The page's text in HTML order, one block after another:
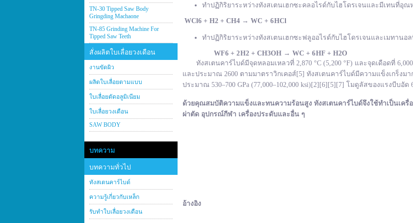
TN-30 Tipped Saw Body
Gringding Machaone
TN-85 Grinding Machine For
Tipped Saw Teeth
สั่งผลิตใบเลื่อยวงเดือน
งานขัดผิว
ผลิตใบเลื่อยตามแบบ
ใบเลื่อยตัดอลูมิเนียม
ใบเลื่อยวงเดือน
SAW BODY
บทความ
บทความทั่วไป
ทังสเตนคาร์ไบด์
ความรู้เกี่ยวกับเหล็ก
รับทำใบเลื่อยวงเดือน
ทำปฏิกิริยาระหว่างทังสเตนเฮกซะคลอไรด์กับไฮโดรเจนและมีเทนที่อุณห
WCl6 + H2 + CH4 → WC + 6 HCl
ทำปฏิกิริยาระหว่างทังสเตนเฮกซะฟลูออไรด์กับไฮโดรเจนและเมทานอล
WF6 + 2 H2 + CH3OH → WC + 6 HF + H2O
ทังสเตนคาร์ไบด์มีจุดหลอมเหลวที่ 2,870 °C (5,200 °F) และจุดเดือดที่
และประมาณ 2600 ตามมาตราวิกเคอส์[5] ทังสเตนคาร์ไบด์มีความแข็งเกร็งม
ประมาณ 530–700 GPa (77,000–102,000 ksi)[2][6][5][7] โมดูลัสของแรงบีบอัด
ด้วยคุณสมบัติความแข็งและทนความร้อนสูง ทังสเตนคาร์ไบด์จึงใช้ทำเป็นเครื่อ
ผ่าตัด อุปกรณ์กีฬา เครื่องประดับและอื่น ๆ
อ้างอิง